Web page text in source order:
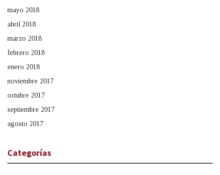
mayo 2018
abril 2018
marzo 2018
febrero 2018
enero 2018
noviembre 2017
octubre 2017
septiembre 2017
agosto 2017
Categorías